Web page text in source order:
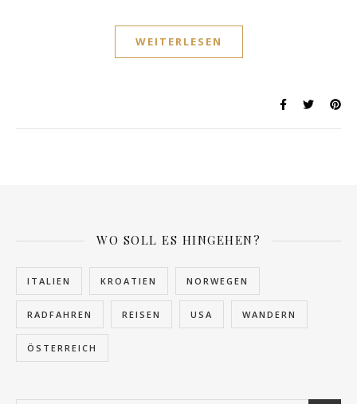
WEITERLESEN
WO SOLL ES HINGEHEN?
ITALIEN KROATIEN NORWEGEN
RADFAHREN REISEN USA WANDERN
ÖSTERREICH